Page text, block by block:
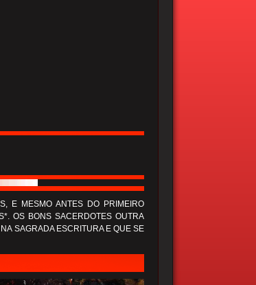
E MESMO ANTES DO PRIMEIRO
OS BONS SACERDOTES OUTRA
SAGRADA ESCRITURA E QUE SE